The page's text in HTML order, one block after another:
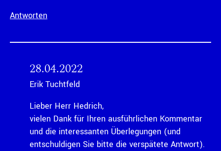
Antworten
28.04.2022
Erik Tuchtfeld
Lieber Herr Hedrich,
vielen Dank für Ihren ausführlichen Kommentar
und die interessanten Überlegungen (und
entschuldigen Sie bitte die verspätete Antwort).